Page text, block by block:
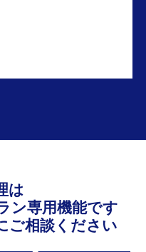
は
ン専用機能です
ご相談ください